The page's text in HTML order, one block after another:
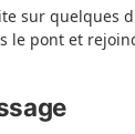
sur quelques
le pont et